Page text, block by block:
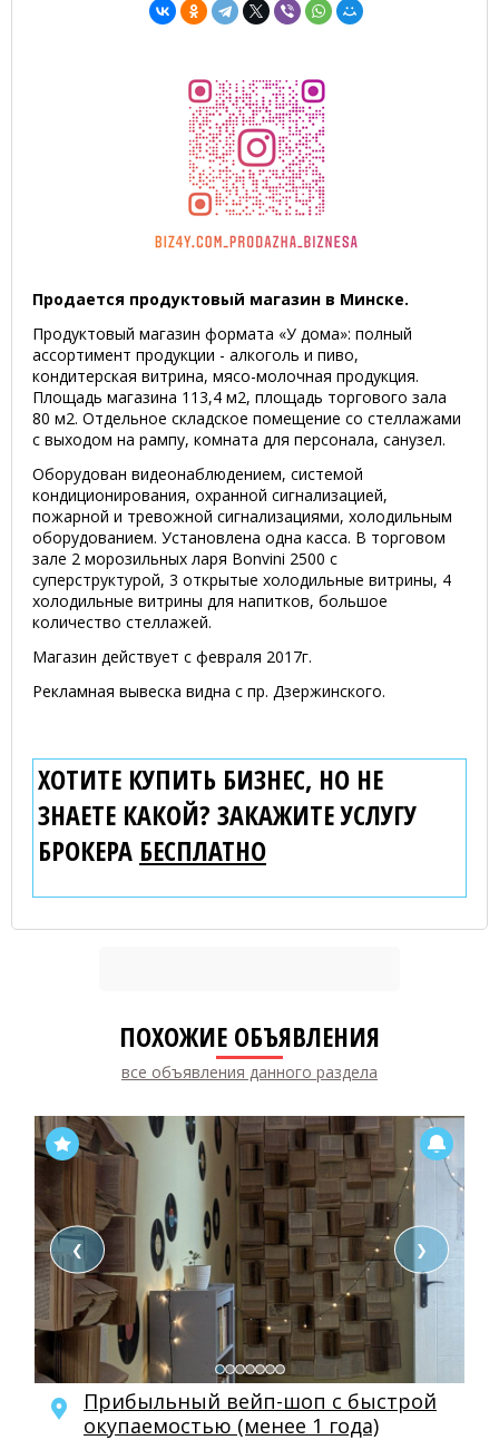
Продается продуктовый магазин в Минске.
Продуктовый магазин формата «У дома»: полный
ассортимент продукции - алкоголь и пиво,
кондитерская витрина, мясо-молочная продукция.
Площадь магазина 113,4 м2, площадь торгового зала
80 м2. Отдельное складское помещение со стеллажами
с выходом на рампу, комната для персонала, санузел.
Оборудован видеонаблюдением, системой
кондиционирования, охранной сигнализацией,
пожарной и тревожной сигнализациями, холодильным
оборудованием. Установлена одна касса. В торговом
зале 2 морозильных ларя Bonvini 2500 с
суперструктурой, 3 открытые холодильные витрины, 4
холодильные витрины для напитков, большое
количество стеллажей.
Магазин действует с февраля 2017г.
Рекламная вывеска видна с пр. Дзержинского.
ХОТИТЕ КУПИТЬ БИЗНЕС, НО НЕ
ЗНАЕТЕ КАКОЙ? ЗАКАЖИТЕ УСЛУГУ
БРОКЕРА БЕСПЛАТНО
ПОХОЖИЕ ОБЪЯВЛЕНИЯ
все объявления данного раздела
❮ ❯
Прибыльный вейп-шоп с быстрой
окупаемостью (менее 1 года)